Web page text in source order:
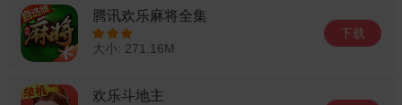
腾讯欢乐麻将全集
大小: 271.16M
下载
欢乐斗地主